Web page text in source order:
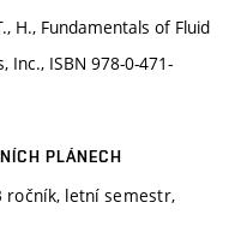
H., Fundamentals of Fluid
Inc., ISBN 978-0-471-
PLÁNECH
ročník, letní semestr,